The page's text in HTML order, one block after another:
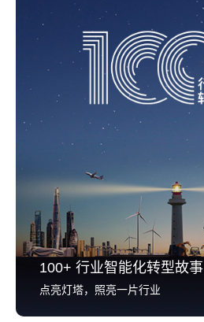
100+ 行业智能化转型故事
点亮灯塔，照亮一片行业